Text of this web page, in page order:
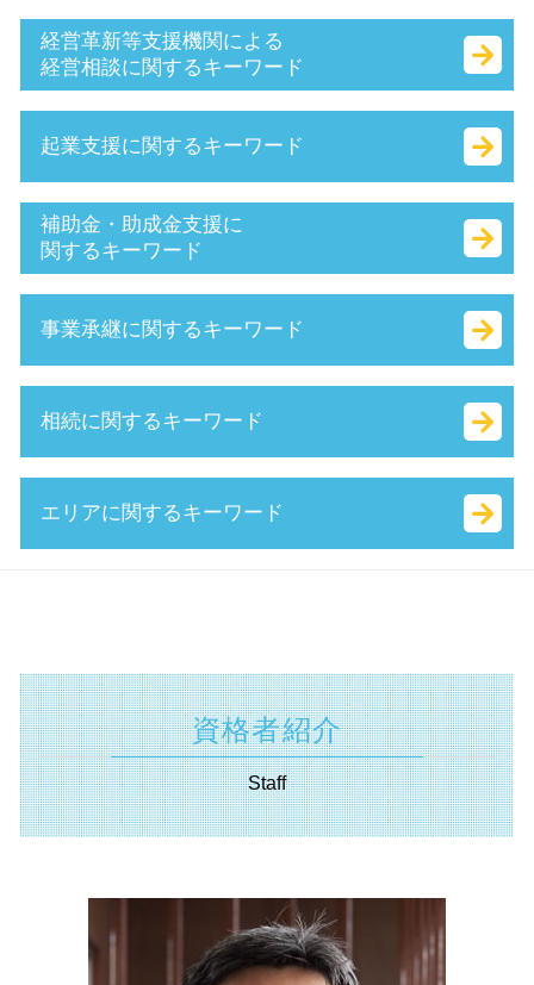
経営革新等支援機関による
経営相談に関するキーワード
キャッシュフロー とは
財務 分析
認定 支援 機関 更新
認定経営革新等支援 機関 一覧
事業計画書 とは
経営革新等支援機関 とは
認定支援機関 経営改善計画
中小企業経営力強化資金 とは
生産性向上設備投資促進税制 とは
小規模事業者
赤字 経営
経営革新等支援機関 申請
起業支援に関するキーワード
商号 とは
定款 事業 目的 とは
会社設立 資本金 決め方
法人化 手続き
法人化 費用
合同会社 資金調達
会社設立 費用
個人事業主 法人成り
会社 資本金 とは
ベンチャー 起業 とは
合同会社 設立 資本金
相対的記載事項 とは
定款 とは
補助金・助成金支援に
関するキーワード
補助金 交付申請書 とは
創業 助成金 とは
補助金 種類
小規模事業者持続化補助金 とは
キャリアアップ 助成金 とは
就業規則 助成金
ものづくり補助金 対象
創業補助金 とは
受給資格者創業支援助成金 とは
it 導入 補助金 とは
履歴事項全部証明書 とは
事業承継に関するキーワード
事業 承継 とは
株式 譲渡 制限 会社
m&a 流れ
業務 提携 とは
吸収 分割
中小企業庁 事業承継
公開 買い付け とは
資本 参加
m & a とは
株式 譲渡 契約書 とは
吸収 合併 とは
会社 分割
相続に関するキーワード
限定承認 とは
相続 財産
相続税 調査
相続 税率
代償 分割 とは
遺産分割協議 とは
相続 放棄 とは
相続税 対象
不動産 登記 住所 変更
相続 兄弟
エリアに関するキーワード
認定支援機関 横浜市 相談
資金調達 埼玉県 税理士
相続 横浜市 税理士
遺言書 東京都 相談
補助金申請 静岡県 税理士
事業承継 川崎市 相談
遺言書 相模原市 税理士
相続 埼玉県 相談
助成金申請 神奈川県 税理士
資格者紹介
Staff